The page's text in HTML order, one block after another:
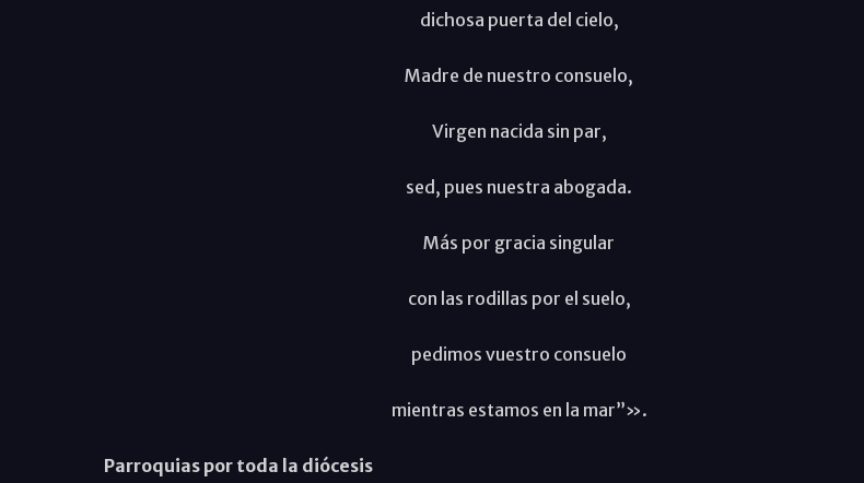
dichosa puerta del cielo,
Madre de nuestro consuelo,
Virgen nacida sin par,
sed, pues nuestra abogada.
Más por gracia singular
con las rodillas por el suelo,
pedimos vuestro consuelo
mientras estamos en la mar”».
Parroquias por toda la diócesis